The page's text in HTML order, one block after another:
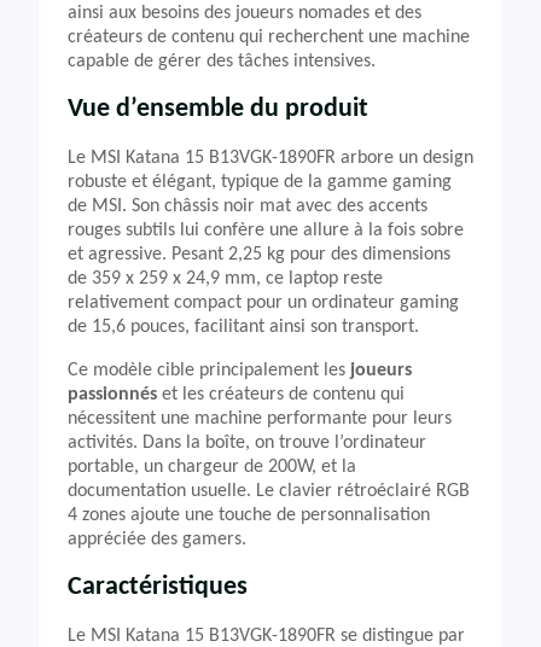
ainsi aux besoins des joueurs nomades et des
créateurs de contenu qui recherchent une machine
capable de gérer des tâches intensives.
Vue d’ensemble du produit
Le MSI Katana 15 B13VGK-1890FR arbore un design
robuste et élégant, typique de la gamme gaming
de MSI. Son châssis noir mat avec des accents
rouges subtils lui confère une allure à la fois sobre
et agressive. Pesant 2,25 kg pour des dimensions
de 359 x 259 x 24,9 mm, ce laptop reste
relativement compact pour un ordinateur gaming
de 15,6 pouces, facilitant ainsi son transport.
Ce modèle cible principalement les joueurs
passionnés et les créateurs de contenu qui
nécessitent une machine performante pour leurs
activités. Dans la boîte, on trouve l’ordinateur
portable, un chargeur de 200W, et la
documentation usuelle. Le clavier rétroéclairé RGB
4 zones ajoute une touche de personnalisation
appréciée des gamers.
Caractéristiques
Le MSI Katana 15 B13VGK-1890FR se distingue par